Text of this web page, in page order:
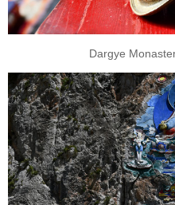
Dargye